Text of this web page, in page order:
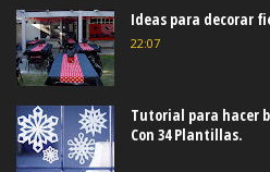
Ideas para decorar
22:07
Tutorial para hacer
Con 34 Plantillas.